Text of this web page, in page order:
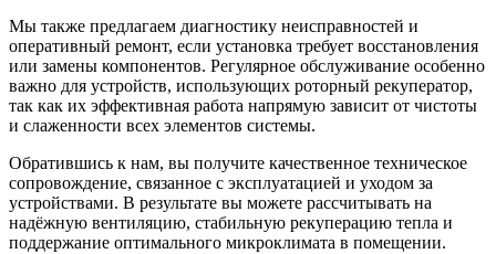
Мы также предлагаем диагностику неисправностей и
оперативный ремонт, если установка требует восстановления
или замены компонентов. Регулярное обслуживание особенно
важно для устройств, использующих роторный рекуператор,
так как их эффективная работа напрямую зависит от чистоты
и слаженности всех элементов системы.
Обратившись к нам, вы получите качественное техническое
сопровождение, связанное с эксплуатацией и уходом за
устройствами. В результате вы можете рассчитывать на
надёжную вентиляцию, стабильную рекуперацию тепла и
поддержание оптимального микроклимата в помещении.